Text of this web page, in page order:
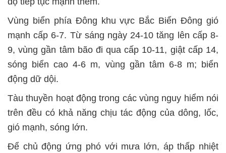
Vùng biển phía Đông khu vực Bắc Biển Đông gió
mạnh cấp 6-7. Từ sáng ngày 24-10 tăng lên cấp 8-
9, vùng gần tâm bão đi qua cấp 10-11, giật cấp 14,
sóng biển cao 4-6 m, vùng gần tâm 6-8 m; biển
động dữ dội.
Tàu thuyền hoạt động trong các vùng nguy hiểm nói
trên đều có khả năng chịu tác động của dông, lốc,
gió mạnh, sóng lớn.
Để chủ động ứng phó với mưa lớn, áp thấp nhiệt